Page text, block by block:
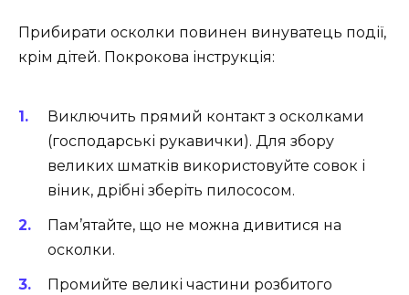
Прибирати осколки повинен винуватець події,
крім дітей. Покрокова інструкція:
Виключить прямий контакт з осколками
(господарські рукавички). Для збору
великих шматків використовуйте совок і
віник, дрібні зберіть пилососом.
Пам’ятайте, що не можна дивитися на
осколки.
Промийте великі частини розбитого